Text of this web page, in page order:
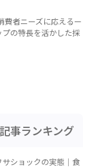
費者ニーズに応えるー
の特長を活かした採
事ランキング
ショックの実態｜食